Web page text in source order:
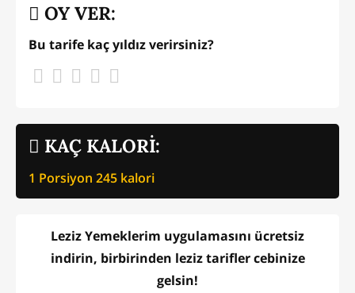
KAÇ KALORİ:
1 Porsiyon 245 kalori
OY VER:
Bu tarife kaç yıldız verirsiniz?
Leziz Yemeklerim uygulamasını ücretsiz
indirin, birbirinden leziz tarifler cebinize
gelsin!